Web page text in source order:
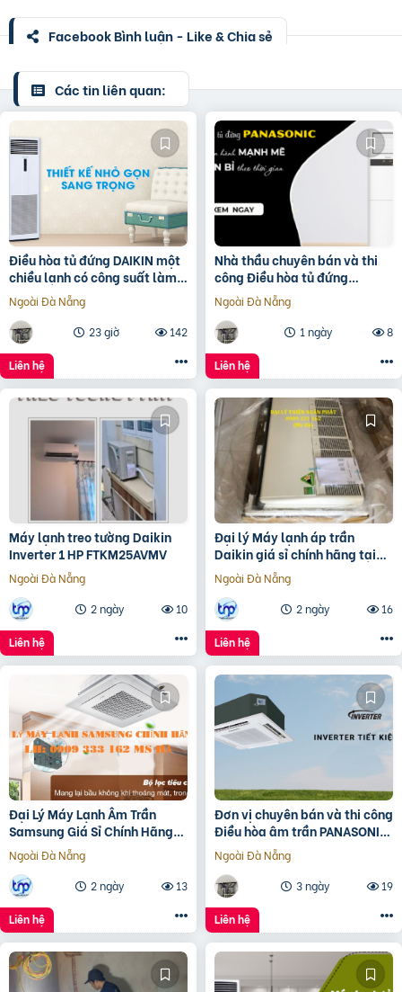
Facebook Bình luận - Like & Chia sẻ
Các tin liên quan:
Điều hòa tủ đứng DAIKIN một
chiều lạnh có công suất làm
lạnh tối ưu
Ngoài Đà Nẵng
23 giờ
142
Liên hệ
Nhà thầu chuyên bán và thi
công Điều hòa tủ đứng
PANASONIC S-24PB3H5
Inverter 3HP giá rẻ
Ngoài Đà Nẵng
1 ngày
8
Liên hệ
Máy lạnh treo tường Daikin
Inverter 1 HP FTKM25AVMV
Ngoài Đà Nẵng
2 ngày
10
Liên hệ
Đại lý Máy lạnh áp trần
Daikin giá sỉ chính hãng tại
TP.HCM
Ngoài Đà Nẵng
2 ngày
16
Liên hệ
Đại Lý Máy Lạnh Âm Trần
Samsung Giá Sỉ Chính Hãng
Tại TP.HCM
Ngoài Đà Nẵng
2 ngày
13
Liên hệ
Đơn vị chuyên bán và thi công
Điều hòa âm trần PANASONIC
Inverter giá đại lý
Ngoài Đà Nẵng
3 ngày
19
Liên hệ